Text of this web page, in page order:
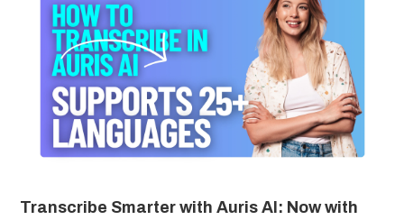
Transcribe Smarter with Auris AI: Now with